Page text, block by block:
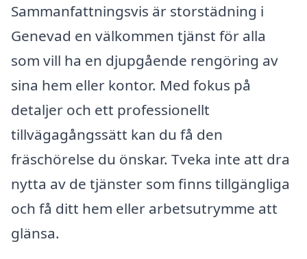
Sammanfattningsvis är storstädning i
Genevad en välkommen tjänst för alla
som vill ha en djupgående rengöring av
sina hem eller kontor. Med fokus på
detaljer och ett professionellt
tillvägagångssätt kan du få den
fräschörelse du önskar. Tveka inte att dra
nytta av de tjänster som finns tillgängliga
och få ditt hem eller arbetsutrymme att
glänsa.